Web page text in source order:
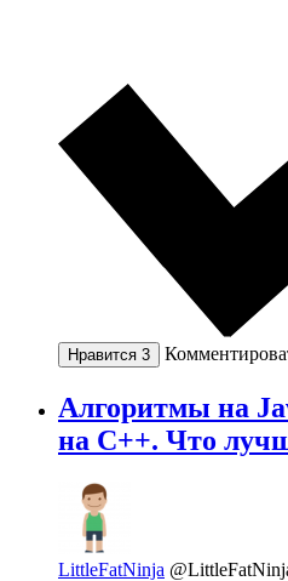
Нравится 3
Алгоритмы на
на C++. Что
LittleFatNinja